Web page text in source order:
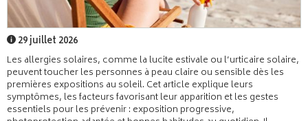
29 juillet 2026
Les allergies solaires, comme la lucite estivale ou l’urticaire solaire,
peuvent toucher les personnes à peau claire ou sensible dès les
premières expositions au soleil. Cet article explique leurs
symptômes, les facteurs favorisant leur apparition et les gestes
essentiels pour les prévenir : exposition progressive,